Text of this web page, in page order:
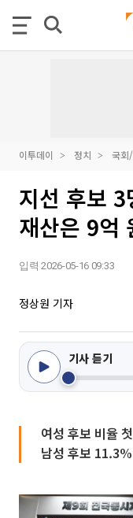
이투데이 정치 국회
지선 후보
재산은 9억
입력 2026-05-16 09:33
정상원 기자
기사 듣기
여성 후보 비율
남성 후보